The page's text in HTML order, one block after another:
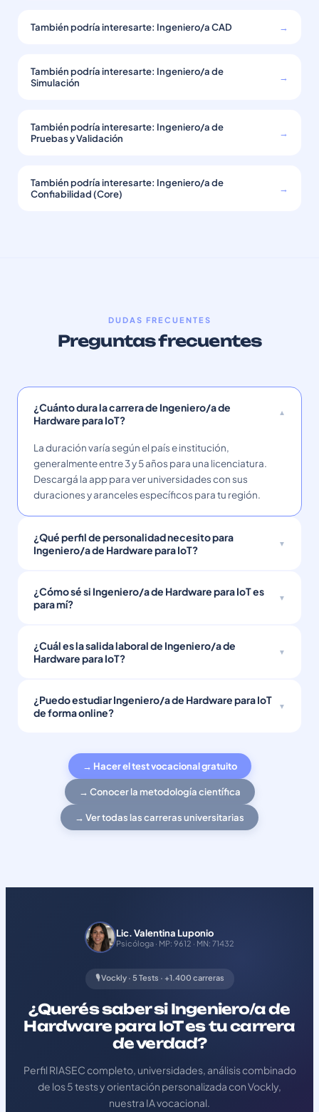
También podría interesarte: Ingeniero/a CAD →
También podría interesarte: Ingeniero/a de
Simulación
→
También podría interesarte: Ingeniero/a de
Pruebas y Validación
→
También podría interesarte: Ingeniero/a de
Confiabilidad (Core)
→
DUDAS FRECUENTES
Preguntas frecuentes
¿Cuánto dura la carrera de Ingeniero/a de
Hardware para IoT?
La duración varía según el país e institución,
generalmente entre 3 y 5 años para una licenciatura.
Descargá la app para ver universidades con sus
duraciones y aranceles específicos para tu región.
¿Qué perfil de personalidad necesito para
Ingeniero/a de Hardware para IoT?
¿Cómo sé si Ingeniero/a de Hardware para IoT es
para mí?
¿Cuál es la salida laboral de Ingeniero/a de
Hardware para IoT?
¿Puedo estudiar Ingeniero/a de Hardware para IoT
de forma online?
→ Hacer el test vocacional gratuito
→ Conocer la metodología científica
→ Ver todas las carreras universitarias
Lic. Valentina Luponio
Psicóloga · MP: 9612 · MN: 71432
🎙️ Vockly · 5 Tests · +1.400 carreras
¿Querés saber si Ingeniero/a de
Hardware para IoT es tu carrera
de verdad?
Perfil RIASEC completo, universidades, análisis combinado
de los 5 tests y orientación personalizada con Vockly,
nuestra IA vocacional.